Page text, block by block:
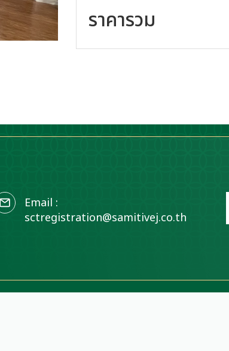
ราคารวม
Email :
sctregistration@samitivej.co.th